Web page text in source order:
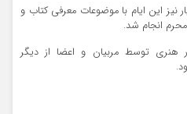
نیز این‌ ایام با موضوعات معرفی کتاب و
انجام شد.
هنری توسط مربیان و اعضا از دیگر